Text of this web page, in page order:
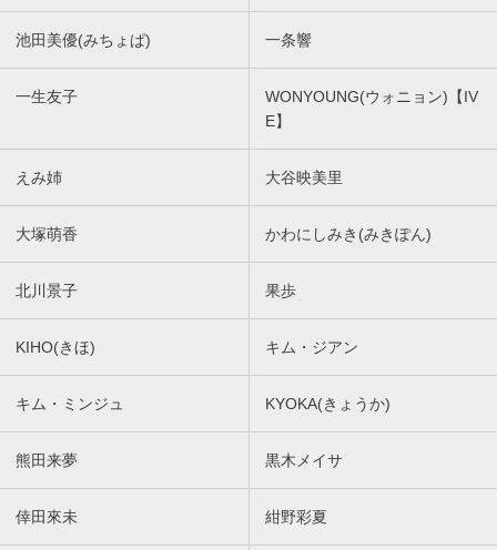
池田美優(みちょぱ) 一条響
一生友子
WONYOUNG(ウォニョン)【IV
E】
えみ姉 大谷映美里
大塚萌香 かわにしみき(みきぽん)
北川景子 果歩
KIHO(きほ) キム・ジアン
キム・ミンジュ KYOKA(きょうか)
熊田来夢 黒木メイサ
倖田來未 紺野彩夏